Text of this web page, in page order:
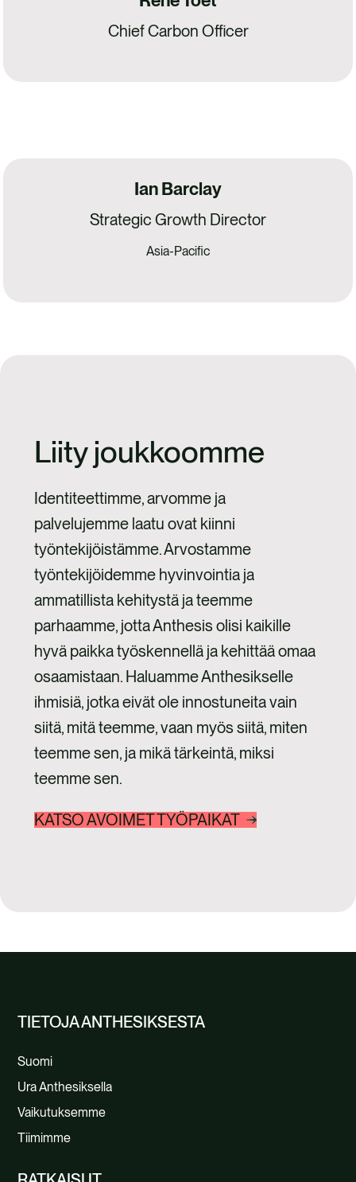
Chief Carbon Officer
Ian Barclay
Strategic Growth Director
Asia-Pacific
Liity joukkoomme
Identiteettimme, arvomme ja
palvelujemme laatu ovat kiinni
työntekijöistämme. Arvostamme
työntekijöidemme hyvinvointia ja
ammatillista kehitystä ja teemme
parhaamme, jotta Anthesis olisi kaikille
hyvä paikka työskennellä ja kehittää omaa
osaamistaan. Haluamme Anthesikselle
ihmisiä, jotka eivät ole innostuneita vain
siitä, mitä teemme, vaan myös siitä, miten
teemme sen, ja mikä tärkeintä, miksi
teemme sen.
KATSO AVOIMET TYÖPAIKAT
TIETOJA ANTHESIKSESTA
Suomi
Ura Anthesiksella
Vaikutuksemme
Tiimimme